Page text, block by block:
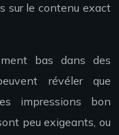
sur le contenu exact
bas dans des
révéler que
impressions bon
peu exigeants, ou